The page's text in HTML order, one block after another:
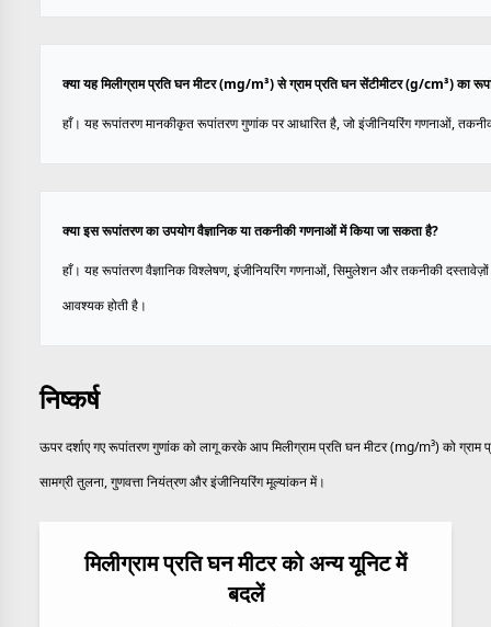
क्या यह मिलीग्राम प्रति घन मीटर (mg/m³) से ग्राम प्रति घन सेंटीमीटर (g/cm³) का
हाँ। यह रूपांतरण मानकीकृत रूपांतरण गुणांक पर आधारित है, जो इंजीनियरिंग गणनाओं,
क्या इस रूपांतरण का उपयोग वैज्ञानिक या तकनीकी गणनाओं में किया जा सकता है?
हाँ। यह रूपांतरण वैज्ञानिक विश्लेषण, इंजीनियरिंग गणनाओं, सिमुलेशन और तकनीकी
आवश्यक होती है।
निष्कर्ष
ऊपर दर्शाए गए रूपांतरण गुणांक को लागू करके आप मिलीग्राम प्रति घन मीटर (mg/m³) को
सामग्री तुलना, गुणवत्ता नियंत्रण और इंजीनियरिंग मूल्यांकन में।
मिलीग्राम प्रति घन मीटर को अन्य यूनिट में
बदलें